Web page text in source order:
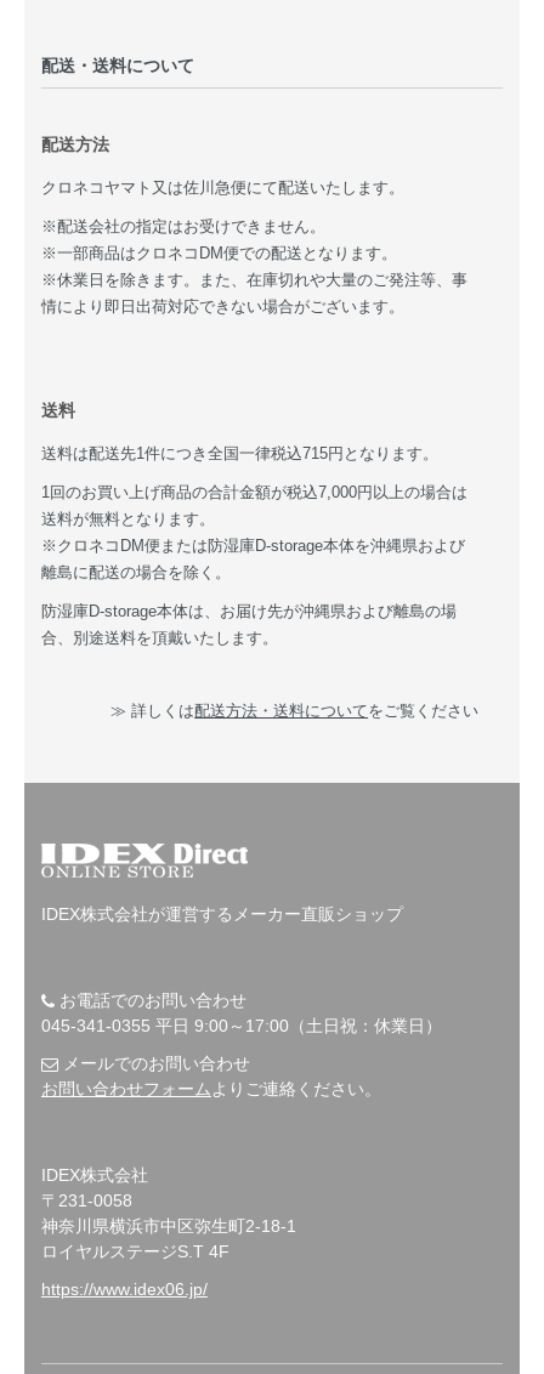
配送・送料について
配送方法
クロネコヤマト又は佐川急便にて配送いたします。
※配送会社の指定はお受けできません。
※一部商品はクロネコDM便での配送となります。
※休業日を除きます。また、在庫切れや大量のご発注等、事
情により即日出荷対応できない場合がございます。
送料
送料は配送先1件につき全国一律税込715円となります。
1回のお買い上げ商品の合計金額が税込7,000円以上の場合は
送料が無料となります。
※クロネコDM便または防湿庫D-storage本体を沖縄県および
離島に配送の場合を除く。
防湿庫D-storage本体は、お届け先が沖縄県および離島の場
合、別途送料を頂戴いたします。
≫ 詳しくは配送方法・送料についてをご覧ください
IDEX株式会社が運営するメーカー直販ショップ
お電話でのお問い合わせ
045-341-0355 平日 9:00～17:00（土日祝：休業日）
メールでのお問い合わせ
お問い合わせフォーム よりご連絡ください。
IDEX株式会社
〒231-0058
神奈川県横浜市中区弥生町2-18-1
ロイヤルステージS.T 4F
https://www.idex06.jp/